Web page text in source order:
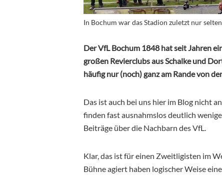
In Bochum war das Stadion zuletzt nur
Der VfL Bochum 1848 hat seit Jahren
großen Revierclubs aus Schalke und
häufig nur (noch) ganz am Rande von
Das ist auch bei uns hier im Blog nicht
finden fast ausnahmslos deutlich
Beiträge über die Nachbarn des VfL.
Klar, das ist für einen Zweitligisten im
Bühne agiert haben logischer Weise